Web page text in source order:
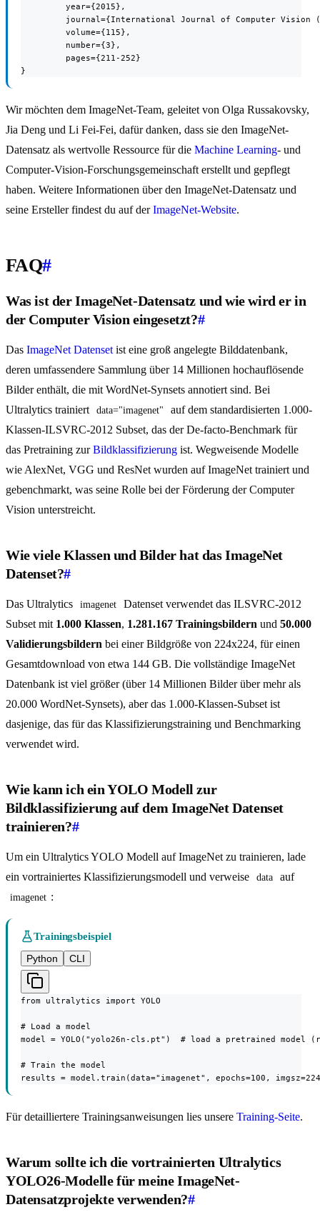
         year={2015},
journal={International Journal of Computer Vision
         volume={115},
         number={3},
         pages={211-252}
}
Wir möchten dem ImageNet-Team, geleitet von Olga Russakovsky,
Jia Deng und Li Fei-Fei, dafür danken, dass sie den ImageNet-
Datensatz als wertvolle Ressource für die Machine Learning- und
Computer-Vision-Forschungsgemeinschaft erstellt und gepflegt
haben. Weitere Informationen über den ImageNet-Datensatz und
seine Ersteller findest du auf derImageNet-Website.
FAQ#
Was ist der ImageNet-Datensatz und wie wird er in
der Computer Vision eingesetzt?#
Das ImageNet Datenset ist eine groß angelegte Bilddatenbank,
deren umfassendere Sammlung über 14 Millionen hochauflösende
Bilder enthält, die mit WordNet-Synsets annotiert sind. Bei
Ultralytics trainiert
data="imagenet"
auf dem standardisierten 1.000-
Klassen-ILSVRC-2012 Subset, das der De-facto-Benchmark für
das Pretraining zurBildklassifizierung ist. Wegweisende Modelle
wie AlexNet, VGG und ResNet wurden auf ImageNet trainiert und
gebenchmarkt, was seine Rolle bei der Förderung der Computer
Vision unterstreicht.
Wie viele Klassen und Bilder hat das ImageNet
Datenset?#
Das Ultralytics imagenet
Datenset verwendet das ILSVRC-2012
Subset mit 1.000 Klassen, 1.281.167 Trainingsbildern und 50.000
Validierungsbildern bei einer Bildgröße von 224x224, für einen
Gesamtdownload von etwa 144 GB. Die vollständige ImageNet
Datenbank ist viel größer (über 14 Millionen Bilder über mehr als
20.000 WordNet-Synsets), aber das 1.000-Klassen-Subset ist
dasjenige, das für das Klassifizierungstraining und Benchmarking
verwendet wird.
Wie kann ich ein YOLO Modell zur
Bildklassifizierung auf dem ImageNet Datenset
trainieren?#
Um ein Ultralytics YOLO Modell auf ImageNet zu trainieren, lade
ein vortrainiertes Klassifizierungsmodell und verweise
data auf
imagenet :
Trainingsbeispiel
Python
CLI
from ultralytics import YOLO
# Load a model
model = YOLO("yolo26n-cls.pt")  # load a pretrained model
# Train the model
results = model.train(data="imagenet", epochs=100,
Für detailliertere Trainingsanweisungen lies unsere Training-Seite.
Warum sollte ich die vortrainierten Ultralytics
YOLO26-Modelle für meine ImageNet-
Datensatzprojekte verwenden?#